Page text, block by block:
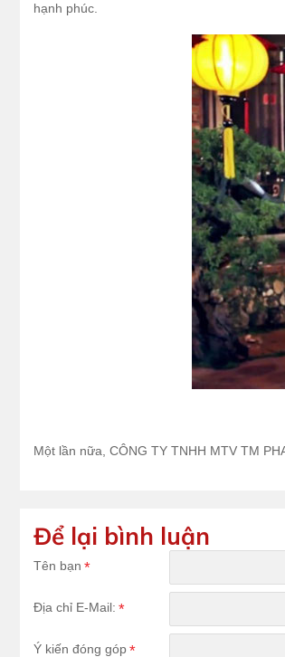
hạnh phúc.
Một lần nữa, CÔNG TY TNHH MTV TM
Để lại bình luận
Tên bạn
Địa chỉ E-Mail:
Ý kiến đóng góp